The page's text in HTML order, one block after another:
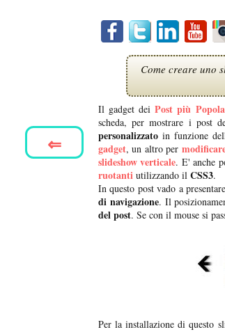
Come creare uno
Il gadget dei Post più
scheda, per mostrare i post
personalizzato in funzione
gadget, un altro per
slideshow verticale. E' anche
ruotanti utilizzando il CSS3.
In questo post vado a
di navigazione. Il
del post. Se con il mouse si
Per la installazione di questo
⇐